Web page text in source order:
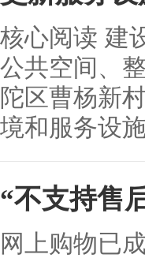
核心阅读 建
公共空间、
陀区曹杨新
境和服务设
“不支持售
网上购物已